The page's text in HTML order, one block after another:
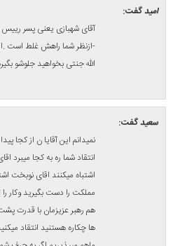
دلواپس و عبدالفاطمه و
توسط پایگاه خبری درسیاهکل
* پیام‌هایی که حاوی تهمت یا افترا
* پیام‌های به غیر از زبان فارسی یا
* پذیرش پیام دلیل بر هم‌نظر بودن